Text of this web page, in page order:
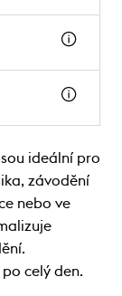
ideální pro
závodění
nebo ve
celý den.